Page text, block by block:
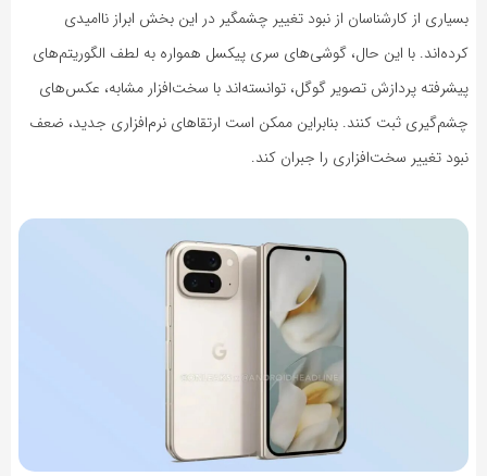
بسیاری از کارشناسان از نبود تغییر چشمگیر در این بخش ابراز ناامیدی
کرده‌اند. با این حال، گوشی‌های سری پیکسل همواره به لطف الگوریتم‌های
پیشرفته پردازش تصویر گوگل، توانسته‌اند با سخت‌افزار مشابه، عکس‌های
چشم‌گیری ثبت کنند. بنابراین ممکن است ارتقاهای نرم‌افزاری جدید، ضعف
نبود تغییر سخت‌افزاری را جبران کند.